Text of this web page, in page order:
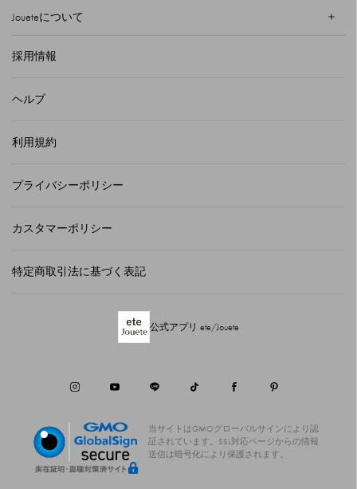
Joueteについて
採用情報
ヘルプ
利用規約
プライバシーポリシー
カスタマーポリシー
特定商取引法に基づく表記
公式アプリ ete/Jouete
当サイトはGMOグローバルサインにより認
証されています。
SSL対応ページからの情報
送信は暗号化により保護されます。